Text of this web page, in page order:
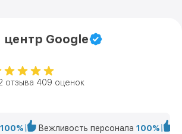
Google
отзыва 409 оценок
100% Вежливость персонала 100%